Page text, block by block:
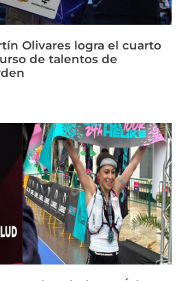
Olivares logra el cuarto
de talentos de